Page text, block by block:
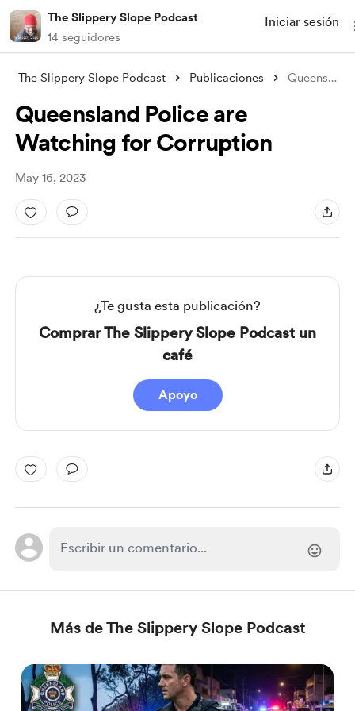
The Slippery Slope Podcast
14 seguidores
Iniciar sesión
The Slippery Slope Podcast Publicaciones Queensland Police are Watching for Corru
Queensland Police are
Watching for Corruption
May 16, 2023
¿Te gusta esta publicación?
Comprar The Slippery Slope Podcast un
café
Apoyo
Más de The Slippery Slope Podcast